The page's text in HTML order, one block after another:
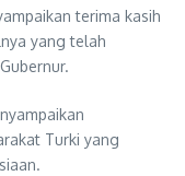
terima kasih
yang telah
Turki yang